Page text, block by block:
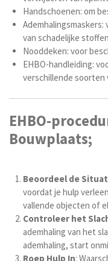
Handschoenen: om
van schadelijke
Nooddeken: voor
EHBO-handleiding:
verschillende soorten
EHBO-
Bouwplaats;
Beoordeel de
voordat je hulp
vallende objecten of
Controleer het
ademhaling van het
ademhaling, start
Roep Hulp In: